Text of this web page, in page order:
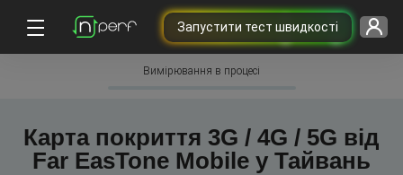
Запустити тест швидкості
Вимірювання в процесі
Карта покриття 3G / 4G / 5G від
Far EasTone Mobile у Тайвань